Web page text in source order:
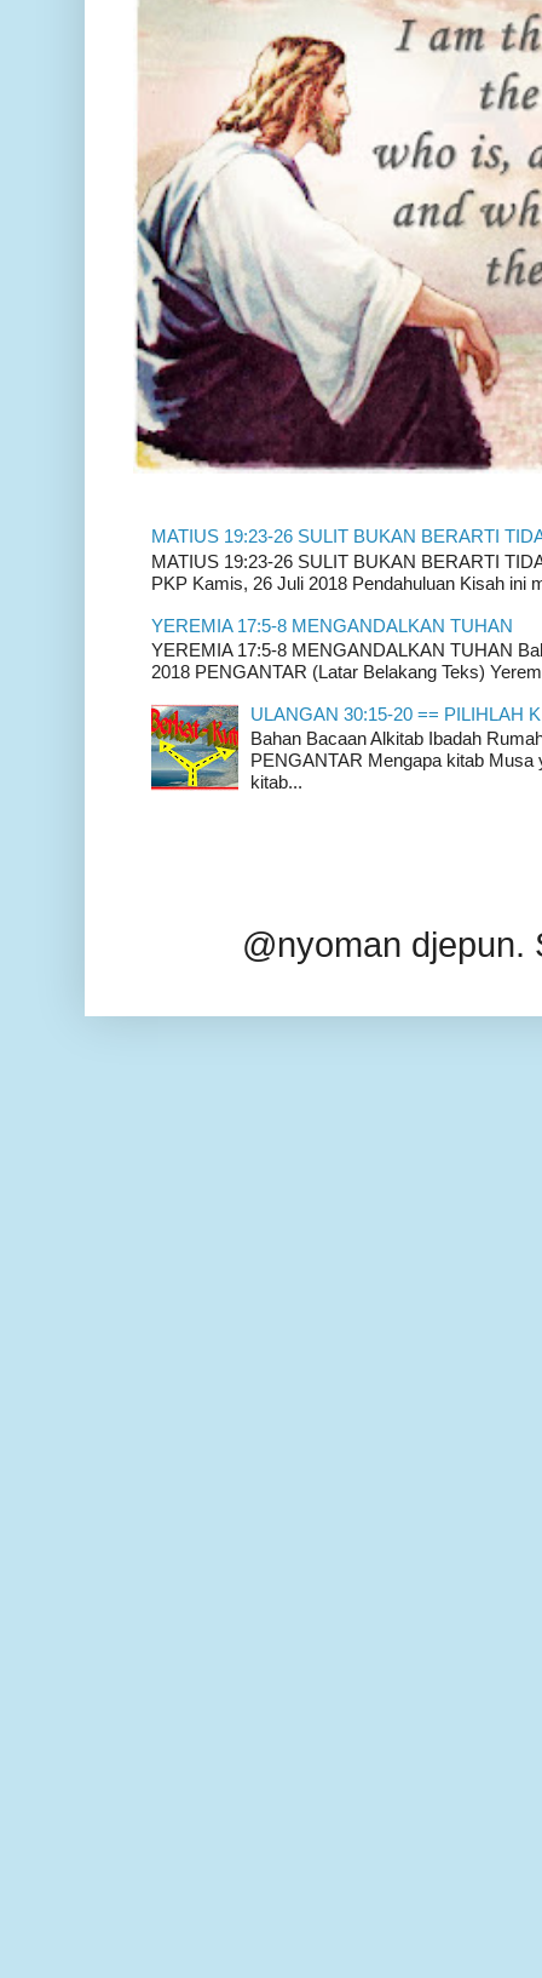
MATIUS 19:23-26 SULIT BUKAN BERARTI
MATIUS 19:23-26 SULIT BUKAN BERARTI
PKP Kamis, 26 Juli 2018 Pendahuluan Kisah ini
YEREMIA 17:5-8 MENGANDALKAN TUHAN
YEREMIA 17:5-8 MENGANDALKAN TUHAN
2018 PENGANTAR (Latar Belakang Teks)
ULANGAN 30:15-20 == PILIHLAH
Bahan Bacaan Alkitab Ibadah
PENGANTAR Mengapa kitab Musa
kitab...
@nyoman